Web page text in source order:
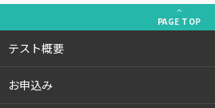
PAGE TOP
テスト概要
お申込み